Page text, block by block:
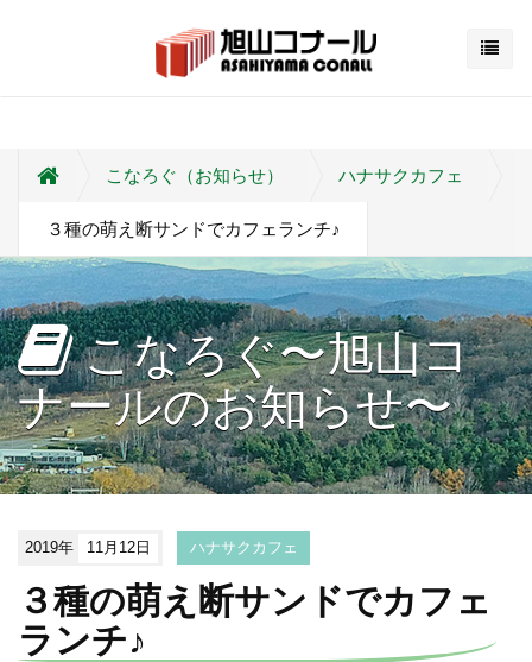
こなろぐ（お知らせ） ハナサクカフェ
３種の萌え断サンドでカフェランチ♪
こなろぐ〜旭山コ
ナールのお知らせ〜
2019年 11月12日 ハナサクカフェ
３種の萌え断サンドでカフェ
ランチ♪